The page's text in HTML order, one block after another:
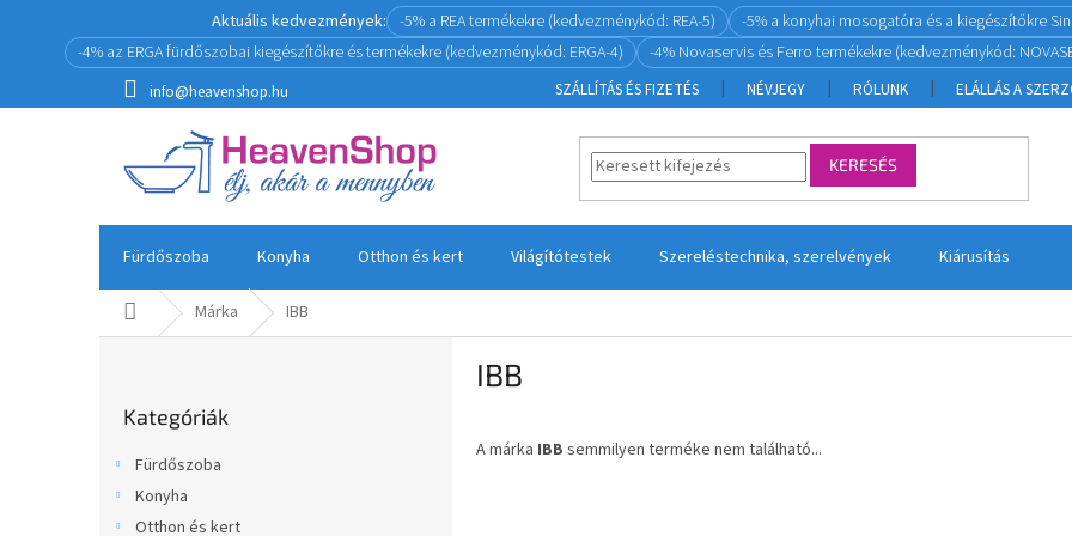
Aktuális kedvezmények: -5% a REA termékekre (kedvezménykód: REA-5)
-5% a konyhai mosogatóra és a kiegészítőkre
-4% az ERGA fürdőszobai kiegészítőkre és termékekre (kedvezménykód: ERGA-4)
-4% Novaservis és Ferro termékekre (kedvezménykód:
info@heavenshop.hu SZÁLLÍTÁS ÉS FIZETÉS NÉVJEGY RÓLUNK ELÁLLÁS A
KERESÉS
Fürdőszoba Konyha Otthon és kert Világítótestek Szereléstechnika, szerelvények Kiárusítás
KezdőlapMárka IBB
átugrása
Kategóriák
Fürdőszoba
Konyha
Otthon és kert
IBB
A márka IBB semmilyen terméke nem található...